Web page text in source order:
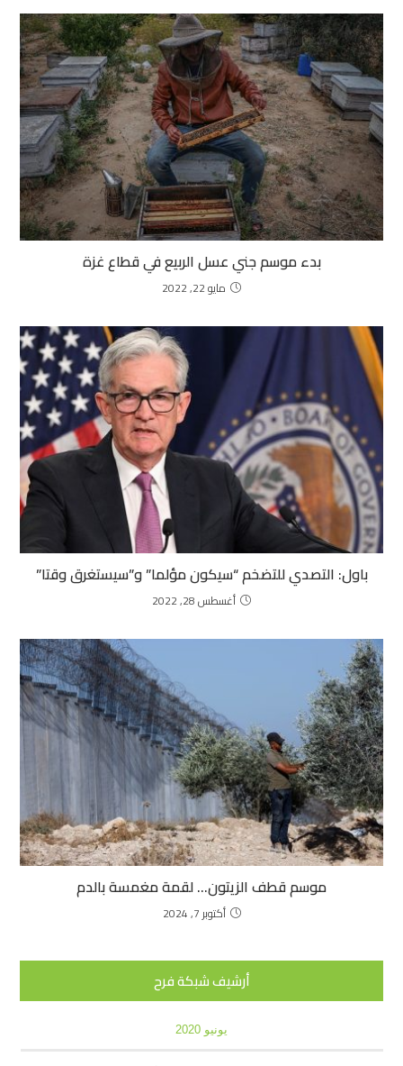
بدء موسم جني عسل الربيع في قطاع غزة
مايو 22, 2022
باول: التصدي للتضخم “سيكون مؤلما” و”سيستغرق وقتا”
أغسطس 28, 2022
موسم قطف الزيتون… لقمة مغمسة بالدم
أكتوبر 7, 2024
أرشيف شبكة فرح
يونيو 2020